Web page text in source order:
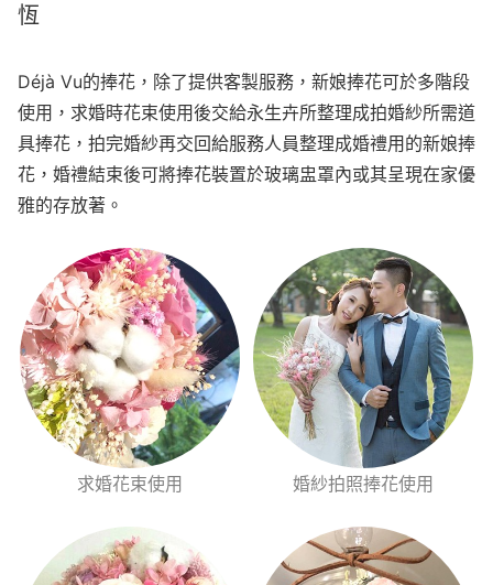
恆
Déjà Vu的捧花，除了提供客製服務，新娘捧花可於多階段
使用，求婚時花束使用後交給永生卉所整理成拍婚紗所需道
具捧花，拍完婚紗再交回給服務人員整理成婚禮用的新娘捧
花，婚禮結束後可將捧花裝置於玻璃盅罩內或其呈現在家優
雅的存放著。
求婚花束使用 婚紗拍照捧花使用